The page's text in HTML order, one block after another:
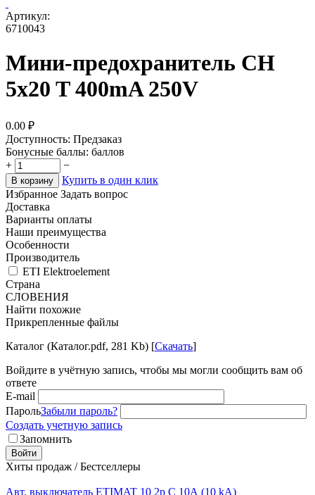
Артикул:
6710043
Мини-предохранитель CH
5x20 T 400mA 250V
0.00 ₽
Доступность: Предзаказ
Бонусные баллы: баллов
+
−
В корзину
Купить в один клик
Избранное Задать вопрос
Доставка
Варианты оплаты
Наши преимущества
Особенности
Производитель
ETI Elektroelement
Страна
СЛОВЕНИЯ
Найти похожие
Прикрепленные файлы
Каталог (Каталог.pdf, 281 Kb) [Скачать]
Войдите в учётную запись, чтобы мы могли сообщить вам об
ответе
E-mail
ПарольЗабыли пароль?
Создать учетную запись
Запомнить
Войти
Хиты продаж / Бестселлеры
Авт. выключатель ETIMAT 10 2p C 10А (10 kA)